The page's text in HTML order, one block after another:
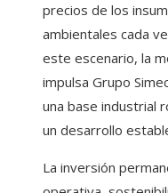
precios de los
ambientales cada
este escenario, la
impulsa Grupo
una base industrial
un desarrollo
La inversión